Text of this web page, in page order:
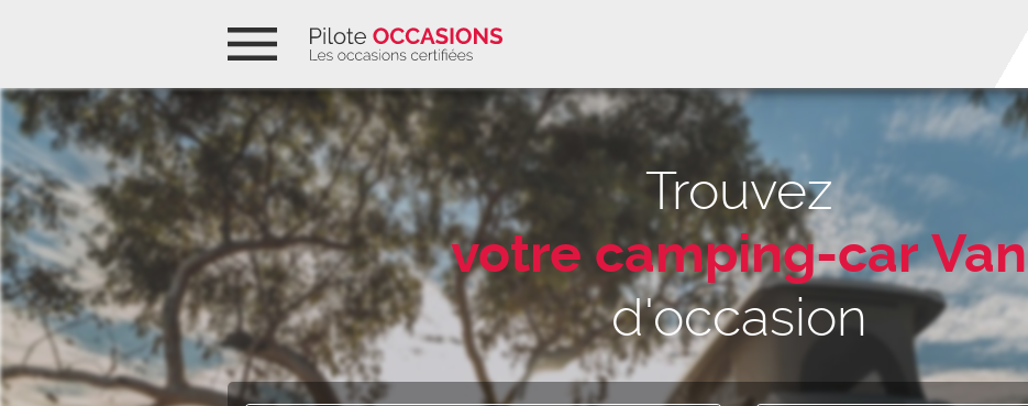
Ouvrir la navigation
Pilote Occasions, les occasions certifiées
Trouvez
votre camping-carVan
d'occasion